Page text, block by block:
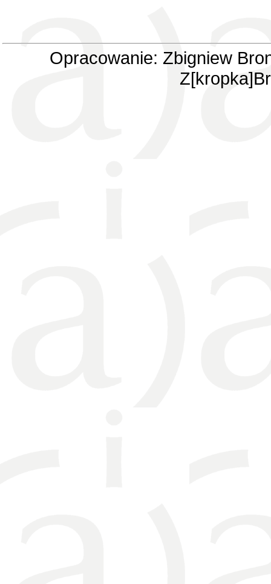
Opracowanie: Zbigniew